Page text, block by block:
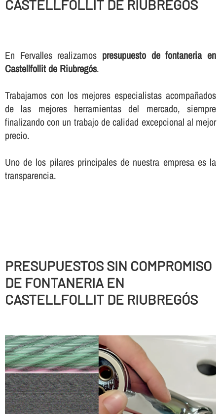
CASTELLFOLLIT DE RIUBREGÓS
En Fervalles realizamos presupuesto de fontaneria en
Castellfollit de Riubregós.
Trabajamos con los mejores especialistas acompañados
de las mejores herramientas del mercado, siempre
finalizando con un trabajo de calidad excepcional al mejor
precio.
Uno de los pilares principales de nuestra empresa es la
transparencia.
PRESUPUESTOS SIN COMPROMISO
DE FONTANERIA EN
CASTELLFOLLIT DE RIUBREGÓS